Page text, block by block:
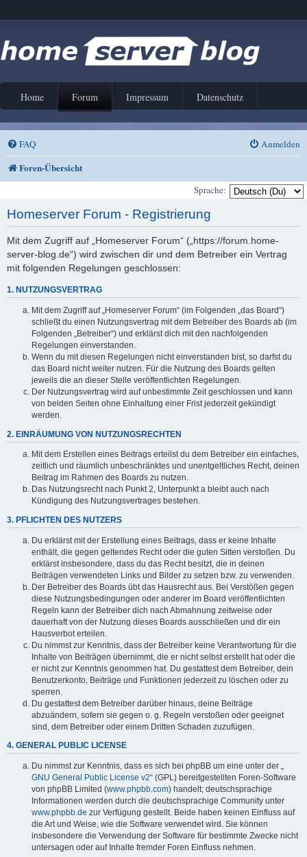
Home Forum Impressum Datenschutz
FAQ Anmelden
Foren-Übersicht
Sprache:
Homeserver Forum - Registrierung
Mit dem Zugriff auf „Homeserver Forum“ („https://forum.home-
server-blog.de“) wird zwischen dir und dem Betreiber ein Vertrag
mit folgenden Regelungen geschlossen:
1. NUTZUNGSVERTRAG
Mit dem Zugriff auf „Homeserver Forum“ (im Folgenden „das Board“)
schließt du einen Nutzungsvertrag mit dem Betreiber des Boards ab (im
Folgenden „Betreiber“) und erklärst dich mit den nachfolgenden
Regelungen einverstanden.
Wenn du mit diesen Regelungen nicht einverstanden bist, so darfst du
das Board nicht weiter nutzen. Für die Nutzung des Boards gelten
jeweils die an dieser Stelle veröffentlichten Regelungen.
Der Nutzungsvertrag wird auf unbestimmte Zeit geschlossen und kann
von beiden Seiten ohne Einhaltung einer Frist jederzeit gekündigt
werden.
2. EINRÄUMUNG VON NUTZUNGSRECHTEN
Mit dem Erstellen eines Beitrags erteilst du dem Betreiber ein einfaches,
zeitlich und räumlich unbeschränktes und unentgeltliches Recht, deinen
Beitrag im Rahmen des Boards zu nutzen.
Das Nutzungsrecht nach Punkt 2, Unterpunkt a bleibt auch nach
Kündigung des Nutzungsvertrages bestehen.
3. PFLICHTEN DES NUTZERS
Du erklärst mit der Erstellung eines Beitrags, dass er keine Inhalte
enthält, die gegen geltendes Recht oder die guten Sitten verstoßen. Du
erklärst insbesondere, dass du das Recht besitzt, die in deinen
Beiträgen verwendeten Links und Bilder zu setzen bzw. zu verwenden.
Der Betreiber des Boards übt das Hausrecht aus. Bei Verstößen gegen
diese Nutzungsbedingungen oder anderer im Board veröffentlichten
Regeln kann der Betreiber dich nach Abmahnung zeitweise oder
dauerhaft von der Nutzung dieses Boards ausschließen und dir ein
Hausverbot erteilen.
Du nimmst zur Kenntnis, dass der Betreiber keine Verantwortung für die
Inhalte von Beiträgen übernimmt, die er nicht selbst erstellt hat oder die
er nicht zur Kenntnis genommen hat. Du gestattest dem Betreiber, dein
Benutzerkonto, Beiträge und Funktionen jederzeit zu löschen oder zu
sperren.
Du gestattest dem Betreiber darüber hinaus, deine Beiträge
abzuändern, sofern sie gegen o. g. Regeln verstoßen oder geeignet
sind, dem Betreiber oder einem Dritten Schaden zuzufügen.
4. GENERAL PUBLIC LICENSE
Du nimmst zur Kenntnis, dass es sich bei phpBB um eine unter der „
GNU General Public License v2“ (GPL) bereitgestellten Foren-Software
von phpBB Limited (www.phpbb.com) handelt; deutschsprachige
Informationen werden durch die deutschsprachige Community unter
www.phpbb.de zur Verfügung gestellt. Beide haben keinen Einfluss auf
die Art und Weise, wie die Software verwendet wird. Sie können
insbesondere die Verwendung der Software für bestimmte Zwecke nicht
untersagen oder auf Inhalte fremder Foren Einfluss nehmen.